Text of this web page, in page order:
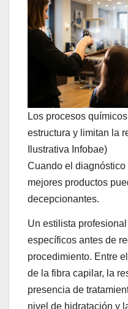
Los procesos
estructura y limitan la
Ilustrativa Infobae)
Cuando el
mejores productos
decepcionantes.
Un estilista
específicos antes de
procedimiento. Entre
de la fibra capilar, la
presencia de
nivel de hidratación y